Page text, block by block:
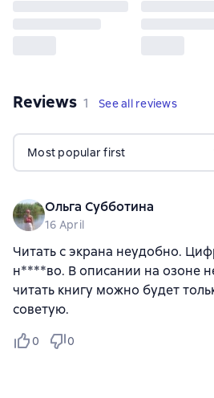
Reviews 1 review
1 See all reviews
Most popular first
Ольга Субботина
16 April
Читать с экрана неудобно.
н****во. В описании на озоне
читать книгу можно будет
советую.
0 0